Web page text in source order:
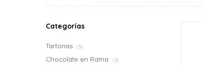
Categorías
Tartonas (5)
Chocolate en Rama (2)